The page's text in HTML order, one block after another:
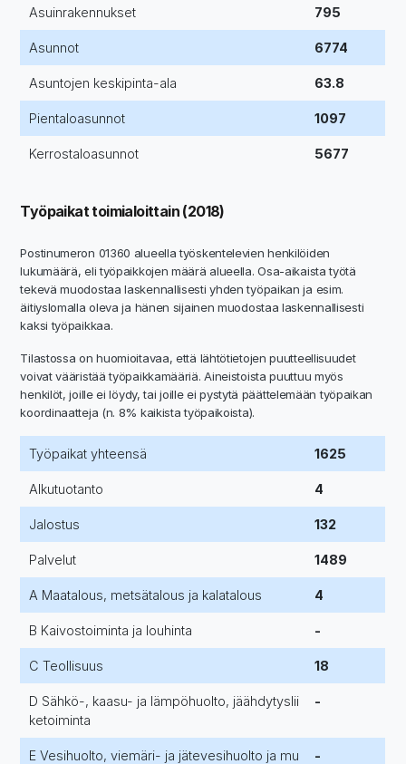
Asuinrakennukset 795
Asunnot 6774
Asuntojen keskipinta-ala 63.8
Pientaloasunnot 1097
Kerrostaloasunnot 5677
Työpaikat toimialoittain (2018)
Postinumeron 01360 alueella työskentelevien henkilöiden
lukumäärä, eli työpaikkojen määrä alueella. Osa-aikaista työtä
tekevä muodostaa laskennallisesti yhden työpaikan ja esim.
äitiyslomalla oleva ja hänen sijainen muodostaa laskennallisesti
kaksi työpaikkaa.
Tilastossa on huomioitavaa, että lähtötietojen puutteellisuudet
voivat vääristää työpaikkamääriä. Aineistoista puuttuu myös
henkilöt, joille ei löydy, tai joille ei pystytä päättelemään työpaikan
koordinaatteja (n. 8% kaikista työpaikoista).
Työpaikat yhteensä 1625
Alkutuotanto 4
Jalostus 132
Palvelut 1489
A Maatalous, metsätalous ja kalatalous 4
B Kaivostoiminta ja louhinta -
C Teollisuus 18
D Sähkö-, kaasu- ja lämpöhuolto, jäähdytyslii
ketoiminta
-
E Vesihuolto, viemäri- ja jätevesihuolto ja mu
-